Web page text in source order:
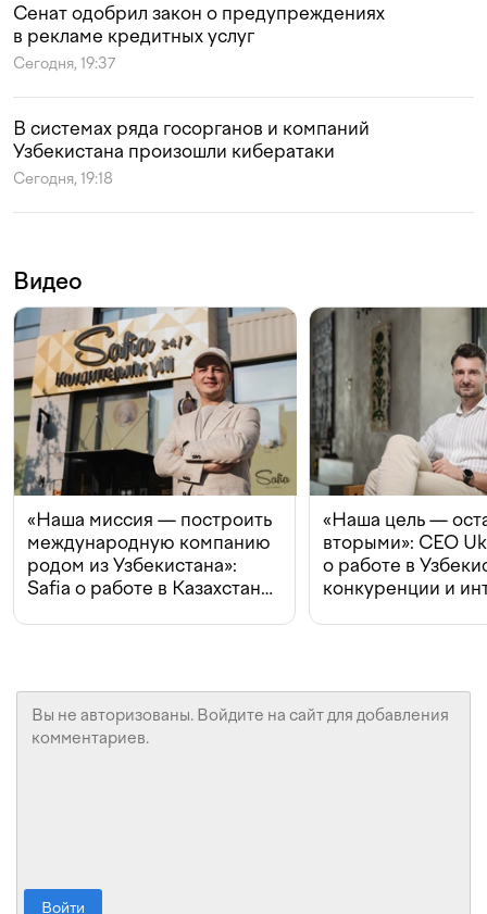
Сенат одобрил закон о предупреждениях
в рекламе кредитных услуг
Сегодня, 19:37
В системах ряда госорганов и компаний
Узбекистана произошли кибератаки
Сегодня, 19:18
Видео
«Наша миссия — построить
международную компанию
родом из Узбекистана»:
Safia о работе в Казахстане,
«Наша цель —
вторыми»: CEO
о работе в
конкуренции и
Войти